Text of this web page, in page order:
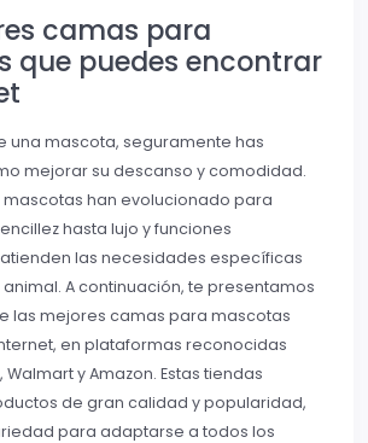
camas para
que puedes encontrar
una mascota, seguramente has
mejorar su descanso y comodidad.
mascotas han evolucionado para
hasta lujo y funciones
las necesidades específicas
A continuación, te presentamos
las mejores camas para mascotas
en plataformas reconocidas
Walmart y Amazon. Estas tiendas
de gran calidad y popularidad,
para adaptarse a todos los